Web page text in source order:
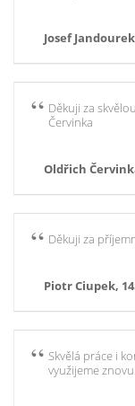
Josef
Děkuji za
Červinka
Oldřich
Děkuji za
Piotr Ciupek,
Skvělá práce i
využijeme